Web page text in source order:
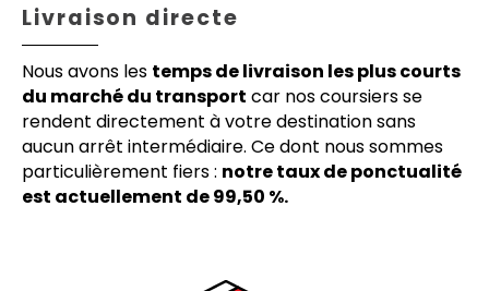
Livraison directe
Nous avons les temps de livraison les plus courts
du marché du transport car nos coursiers se
rendent directement à votre destination sans
aucun arrêt intermédiaire. Ce dont nous sommes
particulièrement fiers : notre taux de ponctualité
est actuellement de 99,50 %.